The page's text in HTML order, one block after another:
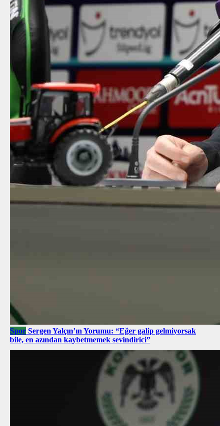
Spor Sergen Yalçın’ın Yorumu: “Eğer galip gelmiyorsak
bile, en azından kaybetmemek sevindirici”